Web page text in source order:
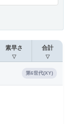
素早さ
▽
合計
▽
第6世代(XY)